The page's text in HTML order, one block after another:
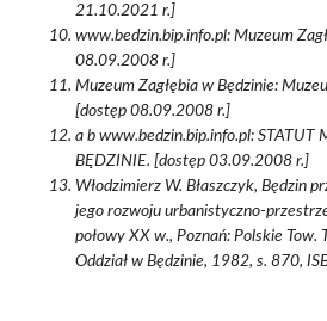
21.10.2021 r.]
www.bedzin.bip.info.pl: Muzeum
08.09.2008 r.]
Muzeum Zagłębia w Będzinie:
[dostęp 08.09.2008 r.]
a b www.bedzin.bip.info.pl: STATUT
BĘDZINIE. [dostęp 03.09.2008 r.]
Włodzimierz W. Błaszczyk, Będzin
jego rozwoju urbanistyczno-
połowy XX w., Poznań: Polskie
Oddział w Będzinie, 1982, s. 870,